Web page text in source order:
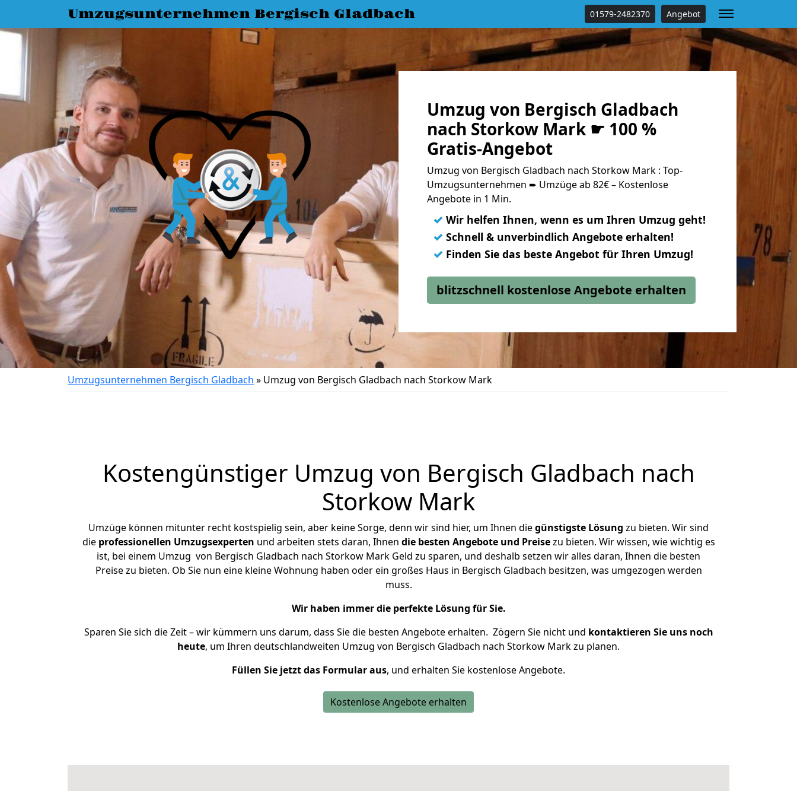
Umzugsunternehmen Bergisch Gladbach 01579-2482370 Angebot
Umzug von Bergisch Gladbach
nach Storkow Mark ☛ 100 %
Gratis-Angebot
Umzug von Bergisch Gladbach nach Storkow Mark : Top-
Umzugsunternehmen ➨ Umzüge ab 82€ – Kostenlose
Angebote in 1 Min.
✓ Wir helfen Ihnen, wenn es um Ihren Umzug geht!
✓ Schnell & unverbindlich Angebote erhalten!
✓ Finden Sie das beste Angebot für Ihren Umzug!
blitzschnell kostenlose Angebote erhalten
Umzugsunternehmen Bergisch Gladbach » Umzug von Bergisch Gladbach nach Storkow Mark
Kostengünstiger Umzug von Bergisch Gladbach nach
Storkow Mark
Umzüge können mitunter recht kostspielig sein, aber keine Sorge, denn wir sind hier, um Ihnen diegünstigste Lösung zu bieten. Wir sind
die professionellen Umzugsexperten und arbeiten stets daran, Ihnen die besten Angebote und Preisezu bieten. Wir wissen, wie wichtig es
ist, bei einem Umzug von Bergisch Gladbach nach Storkow Mark Geld zu sparen, und deshalb setzen wir alles daran, Ihnen die besten
Preise zu bieten. Ob Sie nun eine kleine Wohnung haben oder ein großes Haus in Bergisch Gladbach besitzen, was umgezogen werden
muss.
Wir haben immer die perfekte Lösung für Sie.
Sparen Sie sich die Zeit – wir kümmern uns darum, dass Sie die besten Angebote erhalten. Zögern Sie nicht und kontaktieren Sie uns noch
heute, um Ihren deutschlandweiten Umzug von Bergisch Gladbach nach Storkow Mark zu planen.
Füllen Sie jetzt das Formular aus, und erhalten Sie kostenlose Angebote.
Kostenlose Angebote erhalten